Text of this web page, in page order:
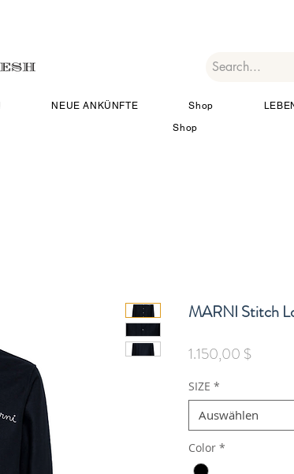
NEUE ANKÜNFTE Shop
Shop
MARNI Stitch
1.150,00 $Preis
SIZE *
Auswählen
Color *